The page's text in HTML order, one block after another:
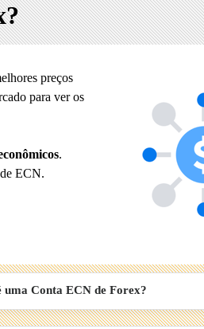
preços
para ver os
.
ECN.
uma Conta ECN de Forex?